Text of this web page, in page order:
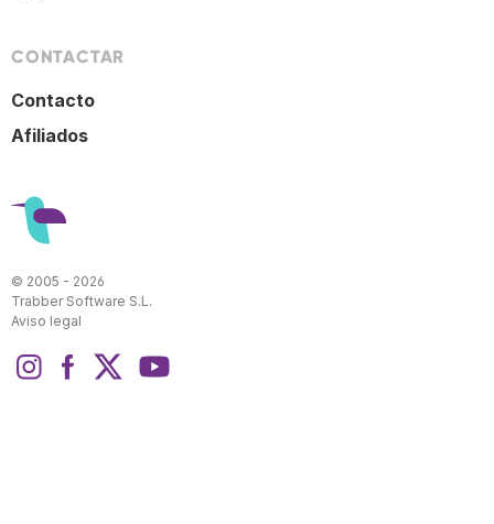
CONTACTAR
Contacto
Afiliados
© 2005 - 2026
Trabber Software S.L.
Aviso legal